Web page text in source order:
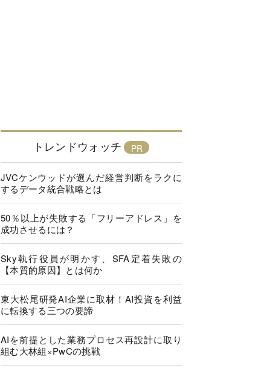
トレンドウォッチ
JVCケンウッドが選んだ経営判断をラクに
するデータ統合戦略とは
50％以上が失敗する「フリーアドレス」を
成功させるには？
Sky執行役員が明かす、SFA定着失敗の
【本質的原因】とは何か
東大松尾研発AI企業に取材！AI投資を利益
に転換する三つの要諦
AIを前提とした業務プロセス再設計に取り
組む大林組×PwCの挑戦